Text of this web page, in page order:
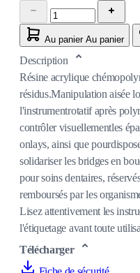
Au panier Au panier
Description
Résine acrylique
résidus.Manipulation aisée
l'instrumentrotatif après
contrôler visuellementles
onlays, ainsi que
solidariser les bridges en
pour soins dentaires,
remboursés par les
Lisez attentivement les
l'étiquetage avant toute
Télécharger